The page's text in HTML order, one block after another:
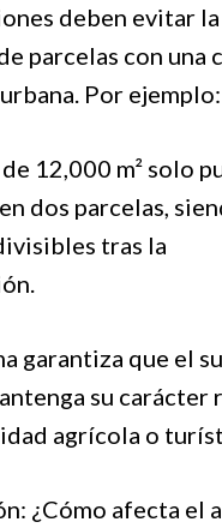
deben evitar la
parcelas con una
Por ejemplo:
12,000 m² solo
dos parcelas,
tras la
garantiza que el
su carácter
agrícola o
¿Cómo afecta el